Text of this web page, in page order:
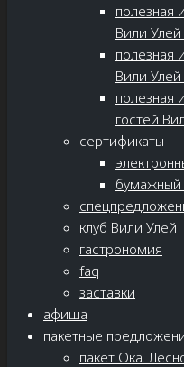
полезная
Вили Улей
полезная
Вили
полезная
гостей
сертификаты
бумажный
клуб Вили Улей
гастрономия
faq
заставки
афиша
пакетные
пакет Ока.